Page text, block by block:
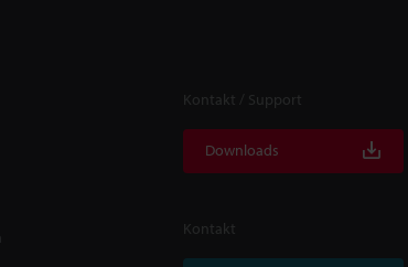
Kontakt / Support
Downloads
Kontakt